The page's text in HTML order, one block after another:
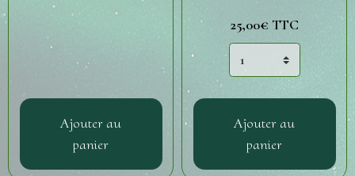
Ajouter au
panier
25,00€ TTC
Ajouter au
panier